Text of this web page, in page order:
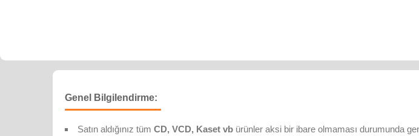
Genel Bilgilendirme:
Satın aldığınız tüm CD, VCD, Kaset vb ürünler aksi bir ibare olmaması durumunda